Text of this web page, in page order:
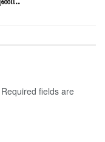
Required fields are